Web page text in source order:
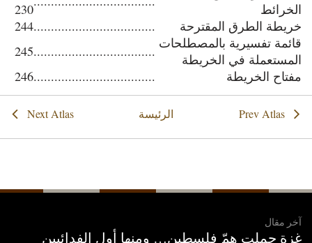
الخرائط
230
خريطة الطرق المقترحة
...................................
244
قائمة تفسيرية بالمصطلحات
المستعملة في الخريطة
...................................
245
مفتاح الخريطة
...................................
246
Prev Atlas الرئيسة Next Atlas
آخر مقال
غزة حملت همّ فلسطين… ومنها أول الفدائيين